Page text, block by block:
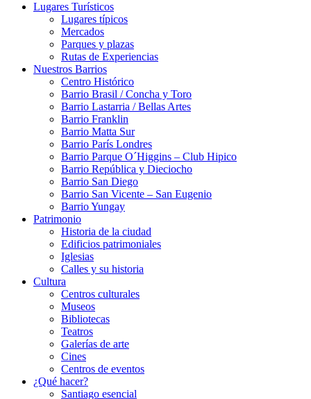
Lugares Turísticos
Lugares tí­picos
Mercados
Parques y plazas
Rutas de Experiencias
Nuestros Barrios
Centro Histórico
Barrio Brasil / Concha y Toro
Barrio Lastarria / Bellas Artes
Barrio Franklin
Barrio Matta Sur
Barrio Parí­s Londres
Barrio Parque O´Higgins – Club Hipico
Barrio República y Dieciocho
Barrio San Diego
Barrio San Vicente – San Eugenio
Barrio Yungay
Patrimonio
Historia de la ciudad
Edificios patrimoniales
Iglesias
Calles y su historia
Cultura
Centros culturales
Museos
Bibliotecas
Teatros
Galerí­as de arte
Cines
Centros de eventos
¿Qué hacer?
Santiago esencial